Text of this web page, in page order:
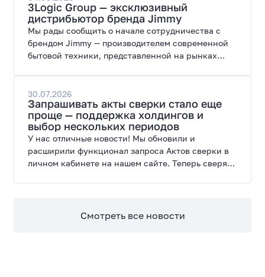
3Logic Group — эксклюзивный
дистрибьютор бренда Jimmy
Мы рады сообщить о начале сотрудничества с
брендом Jimmy — производителем современной
бытовой техники, представленной на рынках
30.07.2026
Запрашивать акты сверки стало еще
проще — поддержка холдингов и
выбор нескольких периодов
У нас отличные новости! Мы обновили и
расширили функционал запроса Актов сверки в
личном кабинете на нашем сайте. Теперь сверять
Смотреть все новости